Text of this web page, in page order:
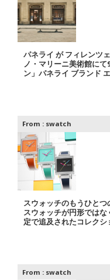
パネライ が フィレンツ
ノ・マリーニ美術館に
ン」パネライ ブランド
From : swatch
スウォッチのもうひと
スウォッチが円形では
定で追及されたコレクシ
From : swatch